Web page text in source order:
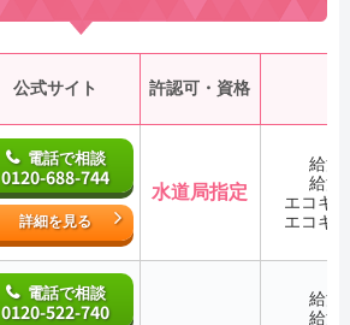
公式サイト 許認可・資格
電話で相談
0120-688-744
詳細を見る
水道局指定
給湯
給湯
エコキ
エコキ
電話で相談
0120-522-740
給湯
給湯